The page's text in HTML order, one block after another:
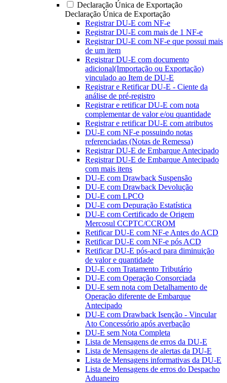
Declaração Única de Exportação
Declaração Única de Exportação
Registrar DU-E com NF-e
Registrar DU-E com mais de 1 NF-e
Registrar DU-E com NF-e que possui mais
de um item
Registrar DU-E com documento
adicional(Importação ou Exportação)
vinculado ao Item de DU-E
Registrar e Retificar DU-E - Ciente da
análise de pré-registro
Registrar e retificar DU-E com nota
complementar de valor e/ou quantidade
Registrar e retificar DU-E com atributos
DU-E com NF-e possuindo notas
referenciadas (Notas de Remessa)
Registrar DU-E de Embarque Antecipado
Registrar DU-E de Embarque Antecipado
com mais itens
DU-E com Drawback Suspensão
DU-E com Drawback Devolução
DU-E com LPCO
DU-E com Depuração Estatística
DU-E com Certificado de Origem
Mercosul CCPTC/CCROM
Retificar DU-E com NF-e Antes do ACD
Retificar DU-E com NF-e pós ACD
Retificar DU-E pós-acd para diminuição
de valor e quantidade
DU-E com Tratamento Tributário
DU-E com Operação Consorciada
DU-E sem nota com Detalhamento de
Operação diferente de Embarque
Antecipado
DU-E com Drawback Isenção - Vincular
Ato Concessório após averbação
DU-E sem Nota Completa
Lista de Mensagens de erros da DU-E
Lista de Mensagens de alertas da DU-E
Lista de Mensagens informativas da DU-E
Lista de Mensagens de erros do Despacho
Aduaneiro